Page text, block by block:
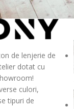
de lenjerie de
dotat cu
culori,
tipuri de